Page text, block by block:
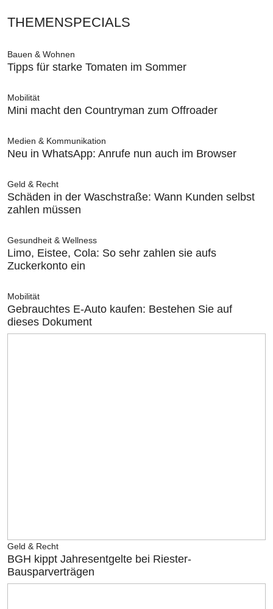
THEMENSPECIALS
Bauen & Wohnen
Tipps für starke Tomaten im Sommer
Mobilität
Mini macht den Countryman zum Offroader
Medien & Kommunikation
Neu in WhatsApp: Anrufe nun auch im Browser
Geld & Recht
Schäden in der Waschstraße: Wann Kunden selbst
zahlen müssen
Gesundheit & Wellness
Limo, Eistee, Cola: So sehr zahlen sie aufs
Zuckerkonto ein
Mobilität
Gebrauchtes E-Auto kaufen: Bestehen Sie auf
dieses Dokument
Geld & Recht
BGH kippt Jahresentgelte bei Riester-
Bausparverträgen